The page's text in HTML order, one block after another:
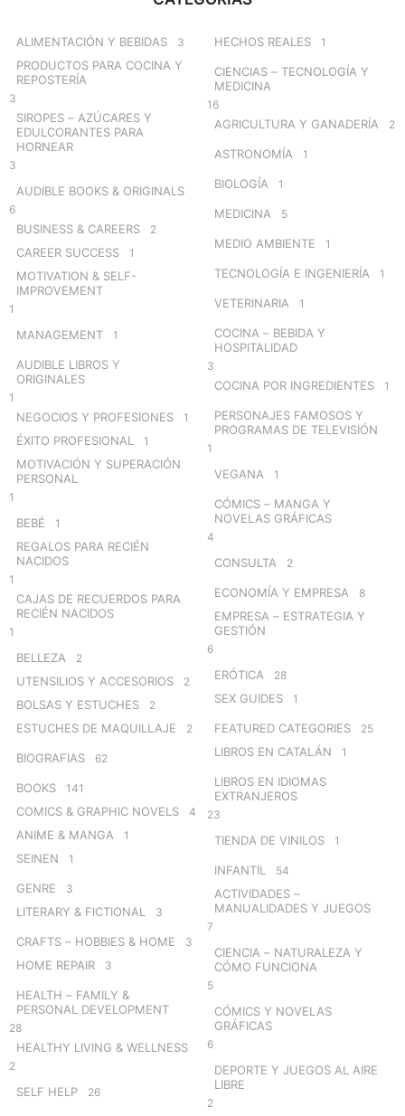
ALIMENTACIÓN Y BEBIDAS 3
PRODUCTOS PARA COCINA Y
REPOSTERÍA
3
SIROPES – AZÚCARES Y
EDULCORANTES PARA
HORNEAR
3
AUDIBLE BOOKS & ORIGINALS
6
BUSINESS & CAREERS 2
CAREER SUCCESS 1
MOTIVATION & SELF-
IMPROVEMENT
1
MANAGEMENT 1
AUDIBLE LIBROS Y
ORIGINALES
1
NEGOCIOS Y PROFESIONES 1
ÉXITO PROFESIONAL 1
MOTIVACIÓN Y SUPERACIÓN
PERSONAL
1
BEBÉ 1
REGALOS PARA RECIÉN
NACIDOS
1
CAJAS DE RECUERDOS PARA
RECIÉN NACIDOS
1
BELLEZA 2
UTENSILIOS Y ACCESORIOS 2
BOLSAS Y ESTUCHES 2
ESTUCHES DE MAQUILLAJE 2
BIOGRAFIAS 62
BOOKS 141
COMICS & GRAPHIC NOVELS 4
ANIME & MANGA 1
SEINEN 1
GENRE 3
LITERARY & FICTIONAL 3
CRAFTS – HOBBIES & HOME 3
HOME REPAIR 3
HEALTH – FAMILY &
PERSONAL DEVELOPMENT
28
HEALTHY LIVING & WELLNESS
2
SELF HELP 26
HECHOS REALES 1
CIENCIAS – TECNOLOGÍA Y
MEDICINA
16
AGRICULTURA Y GANADERÍA 2
ASTRONOMÍA 1
BIOLOGÍA 1
MEDICINA 5
MEDIO AMBIENTE 1
TECNOLOGÍA E INGENIERÍA 1
VETERINARIA 1
COCINA – BEBIDA Y
HOSPITALIDAD
3
COCINA POR INGREDIENTES 1
PERSONAJES FAMOSOS Y
PROGRAMAS DE TELEVISIÓN
1
VEGANA 1
CÓMICS – MANGA Y
NOVELAS GRÁFICAS
4
CONSULTA 2
ECONOMÍA Y EMPRESA 8
EMPRESA – ESTRATEGIA Y
GESTIÓN
6
ERÓTICA 28
SEX GUIDES 1
FEATURED CATEGORIES 25
LIBROS EN CATALÁN 1
LIBROS EN IDIOMAS
EXTRANJEROS
23
TIENDA DE VINILOS 1
INFANTIL 54
ACTIVIDADES –
MANUALIDADES Y JUEGOS
7
CIENCIA – NATURALEZA Y
CÓMO FUNCIONA
5
CÓMICS Y NOVELAS
GRÁFICAS
6
DEPORTE Y JUEGOS AL AIRE
LIBRE
2